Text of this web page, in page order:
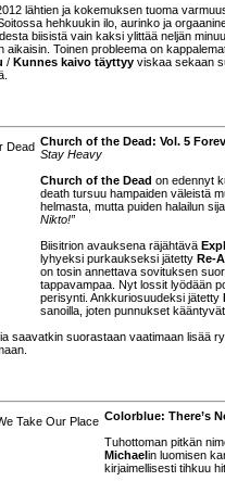
lähtien ja kokemuksen tuoma
hehkuukin ilo, aurinko ja
biisistä vain kaksi ylittää neljän
Toinen probleema on
/ Kunnes kaivo täyttyy viskaa sekaan
Church of the Dead: Vol. 5
Stay Heavy
Church of the Dead on edennyt
death tursuu hampaiden väleistä
helmasta, mutta puiden halailun
Nikto!”
Biisitrion avauksena räjähtävä
lyhyeksi purkaukseksi jätetty Re-
on tosin annettava sovituksen
tappavampaa. Nyt lossit lyödään
perisynti. Ankkuriosuudeksi jätetty
sanoilla, joten punnukset
saavatkin suorastaan vaatimaan lisää
Colorblue: There’s
Tuhottoman pitkän
Michaelin luomisen
kirjaimellisesti tihkuu